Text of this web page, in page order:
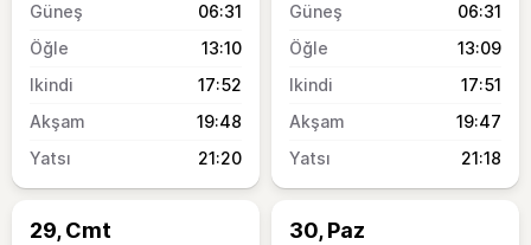
06:31
13:10
17:52
19:48
21:20
06:31
13:09
17:51
19:47
21:18
29, Cmt 30, Paz